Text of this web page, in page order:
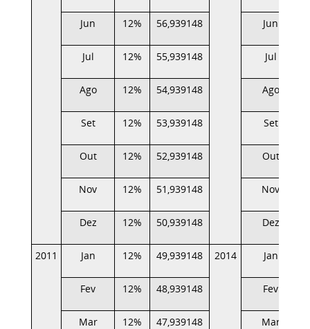
Jun 12% 56,939148 Jun
Jul 12% 55,939148 Jul
Ago 12% 54,939148 Ago
Set 12% 53,939148 Set
Out 12% 52,939148 Out
Nov 12% 51,939148 Nov
Dez 12% 50,939148 Dez
2011 Jan 12% 49,939148 2014 Jan
Fev 12% 48,939148 Fev
Mar 12% 47,939148 Mar